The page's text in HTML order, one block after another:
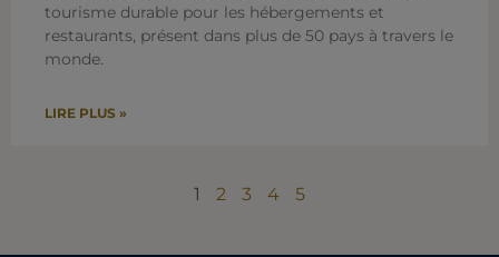
tourisme durable pour les hébergements et
restaurants, présent dans plus de 50 pays à travers le
monde.
LIRE PLUS »
1 2 3 4 5